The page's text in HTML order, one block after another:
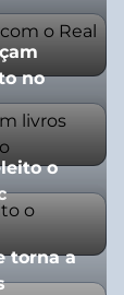
no
o
torna a